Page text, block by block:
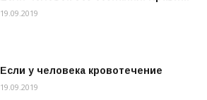
19.09.2019
Если у человека кровотечение
19.09.2019